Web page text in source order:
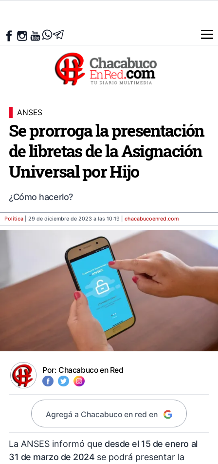
ANSES
Se prorroga la presentación
de libretas de la Asignación
Universal por Hijo
¿Cómo hacerlo?
Política | 29 de diciembre de 2023 a las 10:19 | chacabucoenred.com
Por: Chacabuco en Red
Agregá a Chacabuco en red en
La ANSES informó que desde el 15 de enero al
31 de marzo de 2024 se podrá presentar la